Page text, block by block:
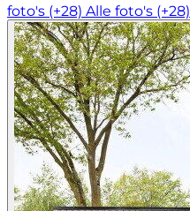
foto's (+28) Alle foto's (+28)